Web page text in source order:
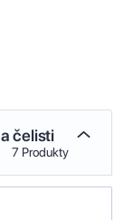
čelisti
7 Produkty